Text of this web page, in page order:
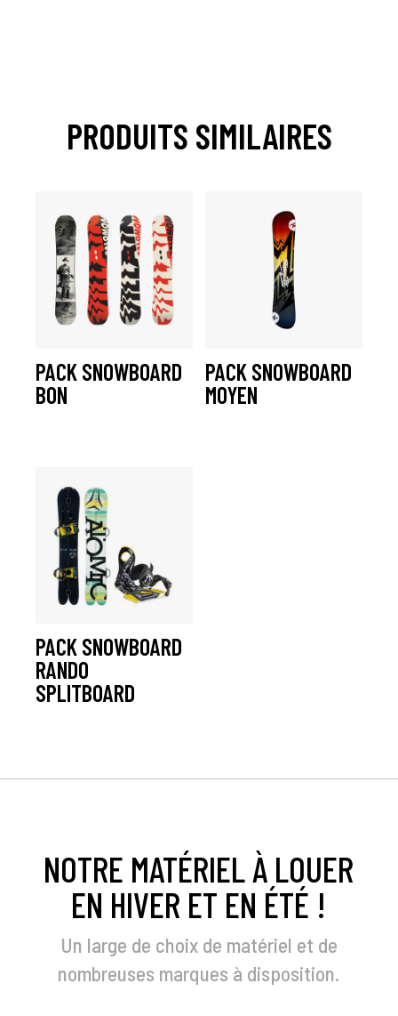
PRODUITS SIMILAIRES
PACK SNOWBOARD
BON
PACK SNOWBOARD
MOYEN
PACK SNOWBOARD
RANDO
SPLITBOARD
NOTRE MATÉRIEL À LOUER
EN HIVER ET EN ÉTÉ !
Un large de choix de matériel et de
nombreuses marques à disposition.